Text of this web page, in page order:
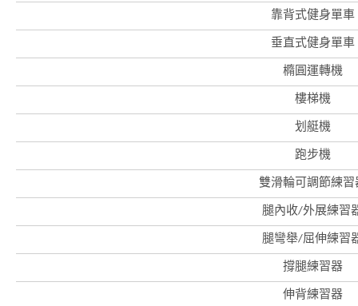
靠背式健身單車
垂直式健身單車
橢圓運轉機
樓梯機
划艇機
跑步機
雙滑輪可調節練習
腿內收/外展練習
腿彎舉/屈伸練習
撐腿練習器
伸背練習器